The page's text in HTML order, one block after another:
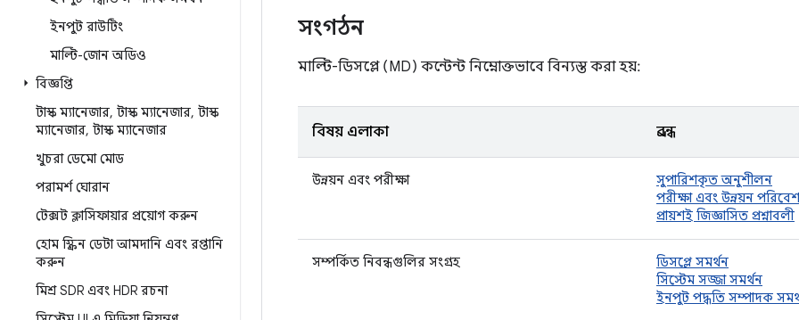
ইনপুট রাউটিং
মাল্টি-জোন অডিও
বিজ্ঞপ্তি
টাস্ক ম্যানেজার, টাস্ক ম্যানেজার, টাস্ক
ম্যানেজার, টাস্ক ম্যানেজার
খুচরা ডেমো মোড
পরামর্শ ঘোরান
টেক্সট ক্লাসিফায়ার প্রয়োগ করুন
হোম স্ক্রিন ডেটা আমদানি এবং রপ্তানি
করুন
মিশ্র SDR এবং HDR রচনা
সংগঠন
মাল্টি-ডিসপ্লে (MD) কন্টেন্ট নিম্নোক্তভাবে বিন্যস্ত করা হয়:
বিষয় এলাকা প্রবন্ধ
উন্নয়ন এবং পরীক্ষা
সুপারিশকৃত অনুশীলন
পরীক্ষা এবং উন্নয়ন পরিবেশ
প্রায়শই জিজ্ঞাসিত প্রশ্নাবলী
সম্পর্কিত নিবন্ধগুলির সংগ্রহ
ডিসপ্লে সমর্থন
সিস্টেম সজ্জা সমর্থন
ইনপুট পদ্ধতি সম্পাদক